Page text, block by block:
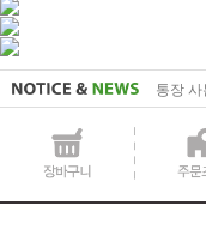
통장